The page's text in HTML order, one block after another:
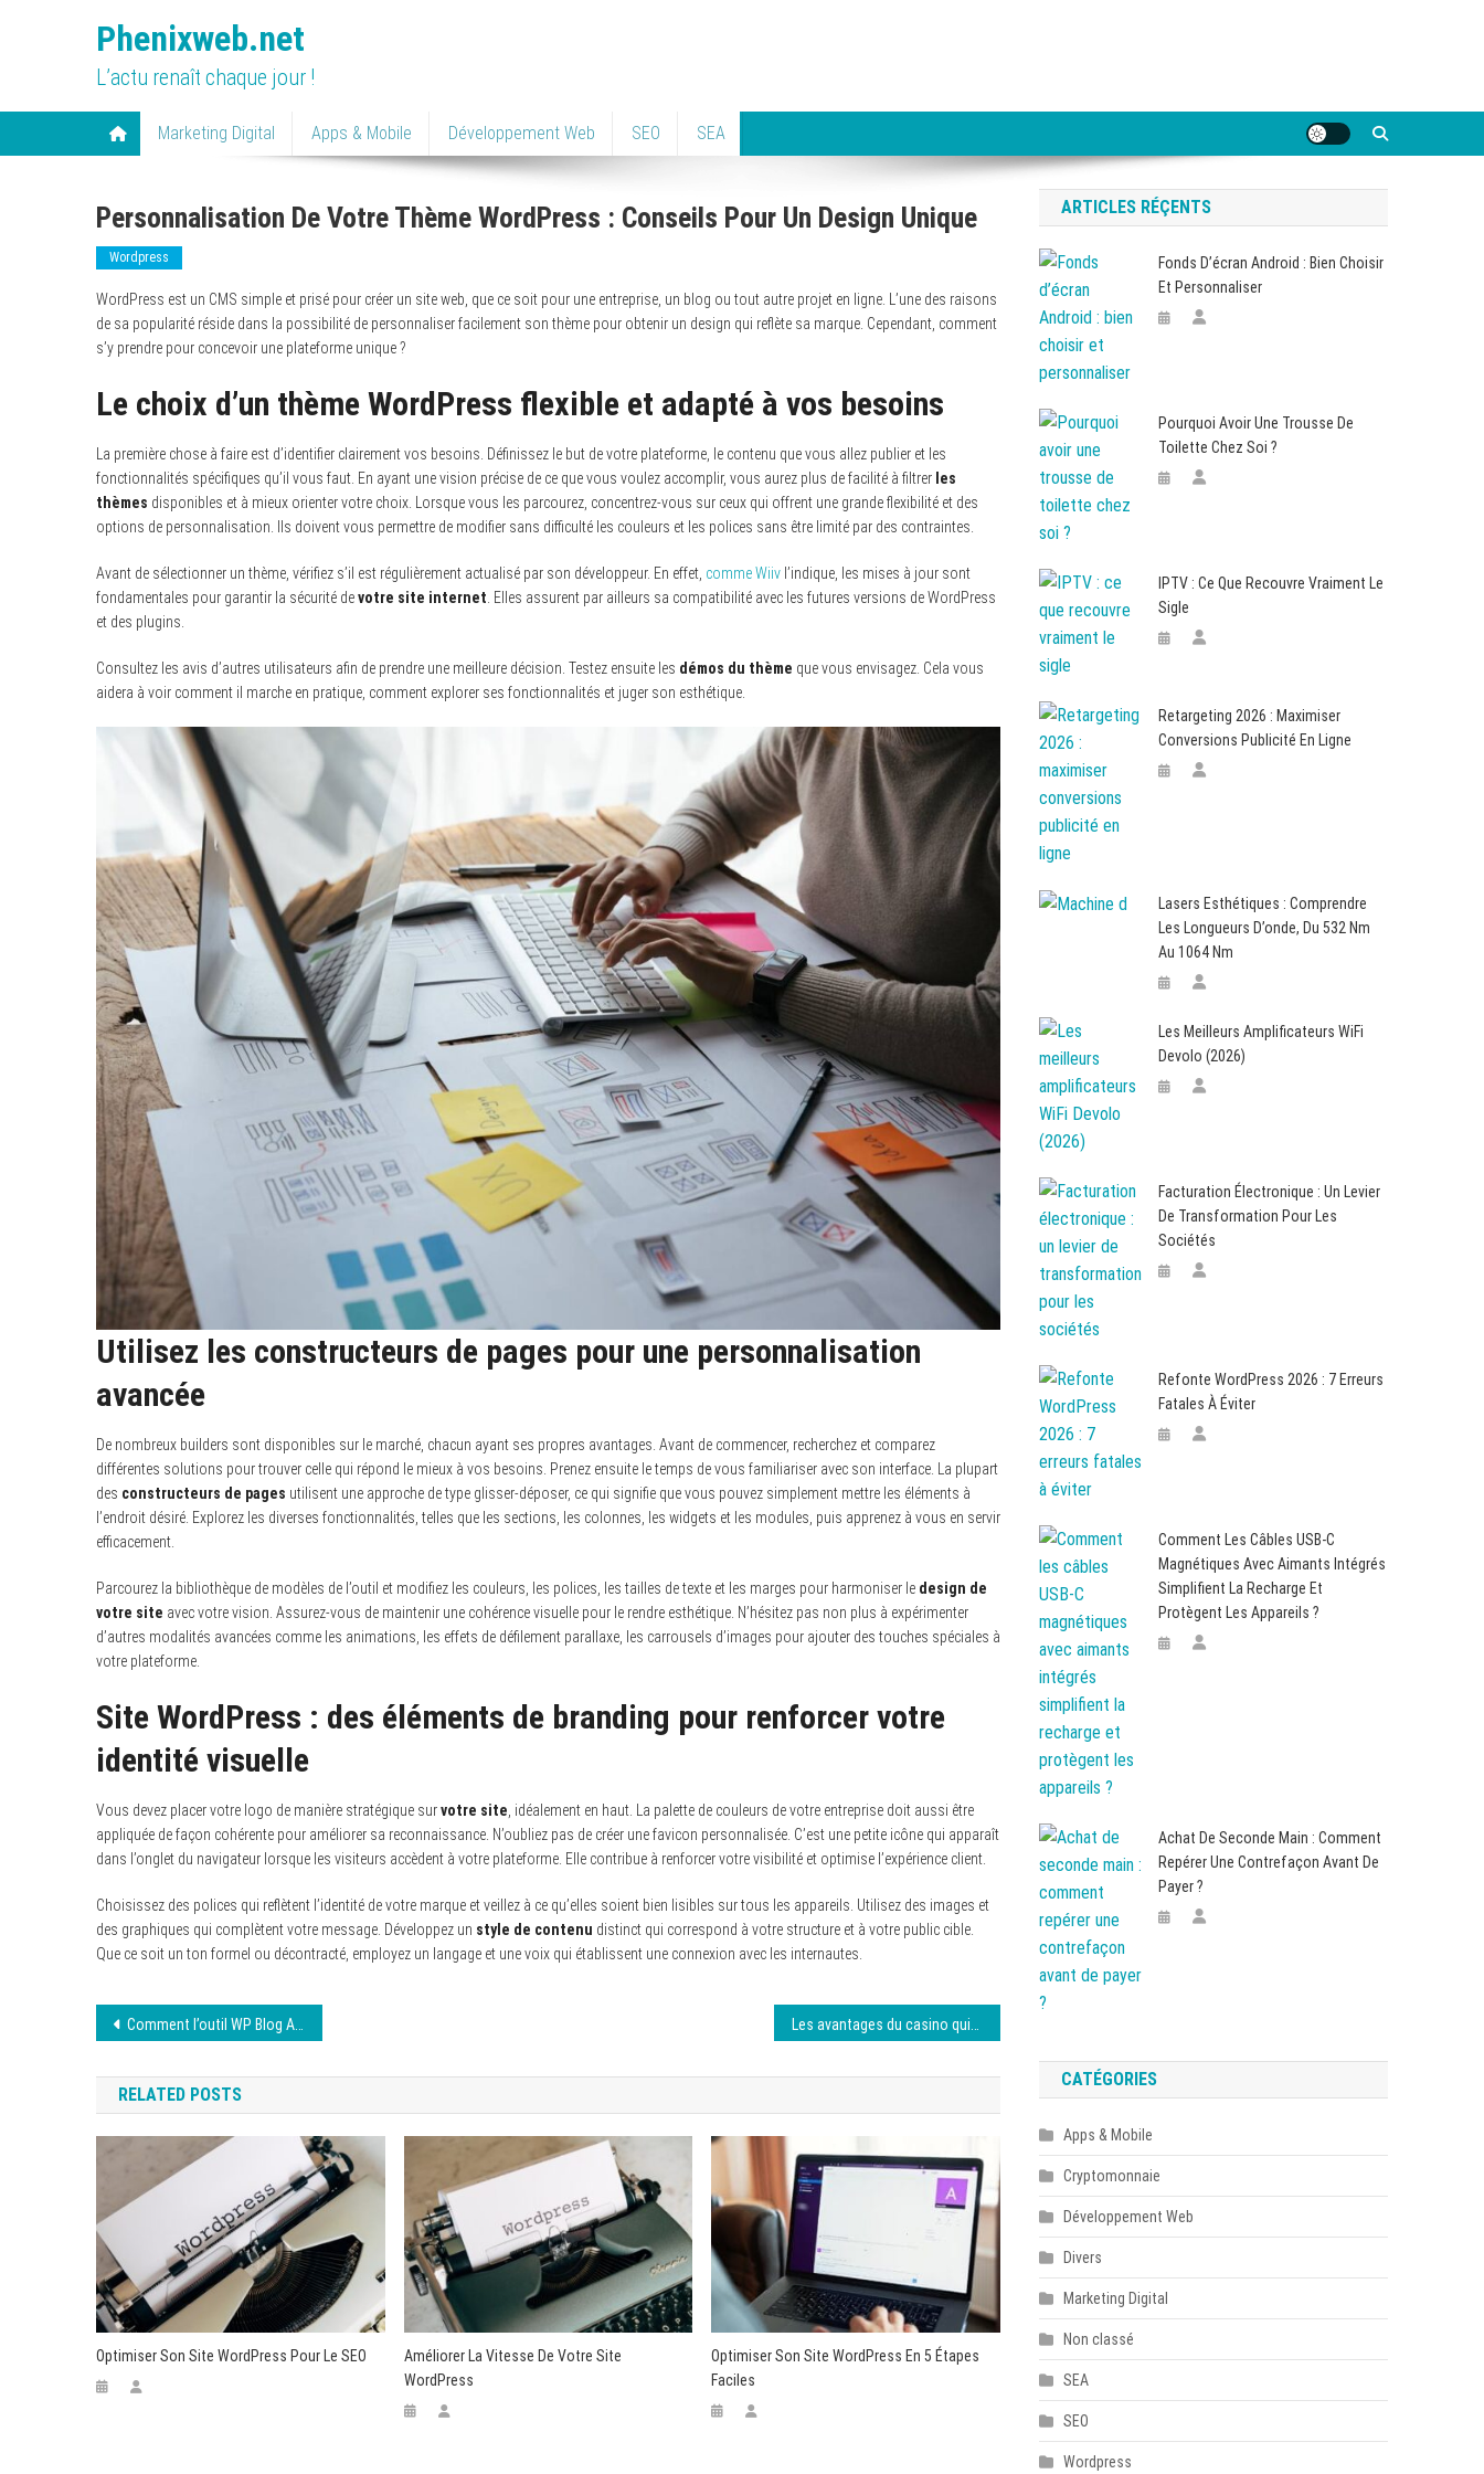
Phenixweb.net
L’actu renaît chaque jour !
Marketing Digital Apps & Mobile Développement Web SEO SEA
Personnalisation De Votre Thème WordPress : Conseils Pour Un Design Unique
Wordpress
WordPress est un CMS simple et prisé pour créer un site web, que ce soit pour une entreprise, un blog ou tout autre projet en ligne. L’une des raisons
de sa popularité réside dans la possibilité de personnaliser facilement son thème pour obtenir un design qui reflète sa marque. Cependant, comment
s’y prendre pour concevoir une plateforme unique ?
Le choix d’un thème WordPress flexible et adapté à vos besoins
La première chose à faire est d’identifier clairement vos besoins. Définissez le but de votre plateforme, le contenu que vous allez publier et les
fonctionnalités spécifiques qu’il vous faut. En ayant une vision précise de ce que vous voulez accomplir, vous aurez plus de facilité à filtrer les
thèmes disponibles et à mieux orienter votre choix. Lorsque vous les parcourez, concentrez-vous sur ceux qui offrent une grande flexibilité et des
options de personnalisation. Ils doivent vous permettre de modifier sans difficulté les couleurs et les polices sans être limité par des contraintes.
Avant de sélectionner un thème, vérifiez s’il est régulièrement actualisé par son développeur. En effet, comme Wiiv l’indique, les mises à jour sont
fondamentales pour garantir la sécurité devotre site internet . Elles assurent par ailleurs sa compatibilité avec les futures versions de WordPress
et des plugins.
Consultez les avis d’autres utilisateurs afin de prendre une meilleure décision. Testez ensuite les démos du thème que vous envisagez. Cela vous
aidera à voir comment il marche en pratique, comment explorer ses fonctionnalités et juger son esthétique.
Utilisez les constructeurs de pages pour une personnalisation
avancée
De nombreux builders sont disponibles sur le marché, chacun ayant ses propres avantages. Avant de commencer, recherchez et comparez
différentes solutions pour trouver celle qui répond le mieux à vos besoins. Prenez ensuite le temps de vous familiariser avec son interface. La plupart
des constructeurs de pages utilisent une approche de type glisser-déposer, ce qui signifie que vous pouvez simplement mettre les éléments à
l’endroit désiré. Explorez les diverses fonctionnalités, telles que les sections, les colonnes, les widgets et les modules, puis apprenez à vous en servir
efficacement.
Parcourez la bibliothèque de modèles de l’outil et modifiez les couleurs, les polices, les tailles de texte et les marges pour harmoniser le design de
votre site avec votre vision. Assurez-vous de maintenir une cohérence visuelle pour le rendre esthétique. N’hésitez pas non plus à expérimenter
d’autres modalités avancées comme les animations, les effets de défilement parallaxe, les carrousels d’images pour ajouter des touches spéciales à
votre plateforme.
Site WordPress : des éléments de branding pour renforcer votre
identité visuelle
Vous devez placer votre logo de manière stratégique survotre site, idéalement en haut. La palette de couleurs de votre entreprise doit aussi être
appliquée de façon cohérente pour améliorer sa reconnaissance. N’oubliez pas de créer une favicon personnalisée. C’est une petite icône qui apparaît
dans l’onglet du navigateur lorsque les visiteurs accèdent à votre plateforme. Elle contribue à renforcer votre visibilité et optimise l’expérience client.
Choisissez des polices qui reflètent l’identité de votre marque et veillez à ce qu’elles soient bien lisibles sur tous les appareils. Utilisez des images et
des graphiques qui complètent votre message. Développez un style de contenu distinct qui correspond à votre structure et à votre public cible.
Que ce soit un ton formel ou décontracté, employez un langage et une voix qui établissent une connexion avec les internautes.
Navigation
de
l’article
Comment l’outil WP Blog AI peut intervenir dans la gestion de votre WordPress ? Les avantages du casino qui n’utilise que le BitCoin
RELATED POSTS
Optimiser Son Site WordPress Pour Le SEO
Améliorer La Vitesse De Votre Site
WordPress
Optimiser Son Site WordPress En 5 Étapes
Faciles
ARTICLES RÉÇENTS
Fonds D’écran Android : Bien Choisir
Et Personnaliser
Pourquoi Avoir Une Trousse De
Toilette Chez Soi ?
IPTV : Ce Que Recouvre Vraiment Le
Sigle
Retargeting 2026 : Maximiser
Conversions Publicité En Ligne
Lasers Esthétiques : Comprendre
Les Longueurs D’onde, Du 532 Nm
Au 1064 Nm
Les Meilleurs Amplificateurs WiFi
Devolo (2026)
Facturation Électronique : Un Levier
De Transformation Pour Les
Sociétés
Refonte WordPress 2026 : 7 Erreurs
Fatales À Éviter
Comment Les Câbles USB-C
Magnétiques Avec Aimants Intégrés
Simplifient La Recharge Et
Protègent Les Appareils ?
Achat De Seconde Main : Comment
Repérer Une Contrefaçon Avant De
Payer ?
CATÉGORIES
Apps & Mobile
Cryptomonnaie
Développement Web
Divers
Marketing Digital
Non classé
SEA
SEO
Wordpress